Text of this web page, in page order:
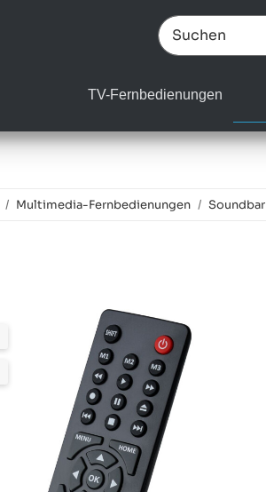
TV-Fernbedienungen
Multimedia-Fernbedienungen